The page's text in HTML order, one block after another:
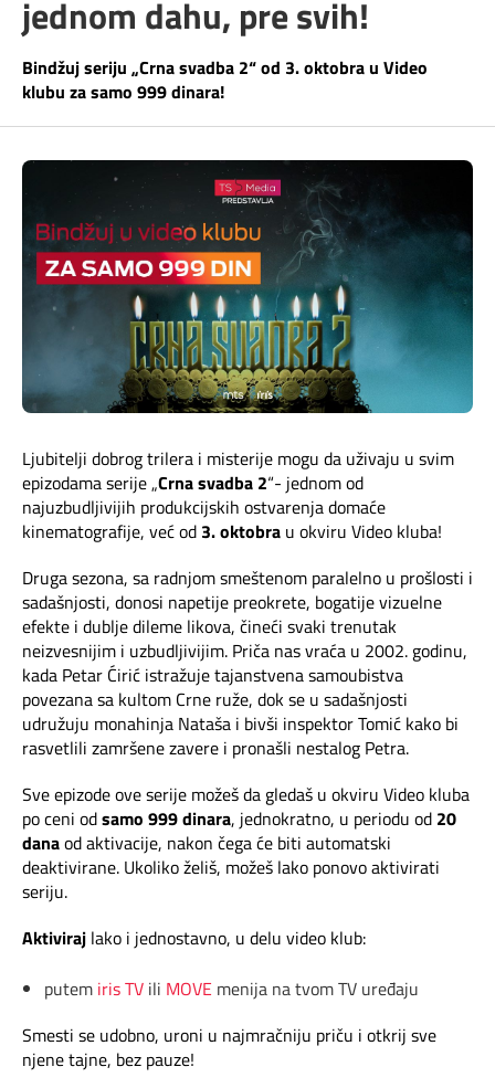
Pozivi ka inostranstvu
iris TV
Antena PLUS
TV APP
Šta da gledam?
Telefonski imenik
Samouslužni servisi
Kontakt centar
Kako do nas?
Rešavanje problema
Česta pitanja
Mapa brzina
Prilagođeno tebi
Putuj pametnije
jednom dahu, pre svih!
Bindžuj seriju „Crna svadba 2“ od 3. oktobra u Video
klubu za samo 999 dinara!
Ljubitelji dobrog trilera i misterije mogu da uživaju u svim
epizodama serije „Crna svadba 2“- jednom od
najuzbudljivijih produkcijskih ostvarenja domaće
kinematografije, već od 3. oktobra u okviru Video kluba!
Druga sezona, sa radnjom smeštenom paralelno u prošlosti i
sadašnjosti, donosi napetije preokrete, bogatije vizuelne
efekte i dublje dileme likova, čineći svaki trenutak
neizvesnijim i uzbudljivijim. Priča nas vraća u 2002. godinu,
kada Petar Ćirić istražuje tajanstvena samoubistva
povezana sa kultom Crne ruže, dok se u sadašnjosti
udružuju monahinja Nataša i bivši inspektor Tomić kako bi
rasvetlili zamršene zavere i pronašli nestalog Petra.
Sve epizode ove serije možeš da gledaš u okviru Video kluba
po ceni odsamo 999 dinara, jednokratno, u periodu od 20
danaod aktivacije, nakon čega će biti automatski
deaktivirane. Ukoliko želiš, možeš lako ponovo aktivirati
seriju.
Aktiviraj lako i jednostavno, u delu video klub:
putem iris TV ili MOVE menija na tvom TV uređaju
Smesti se udobno, uroni u najmračniju priču i otkrij sve
njene tajne, bez pauze!